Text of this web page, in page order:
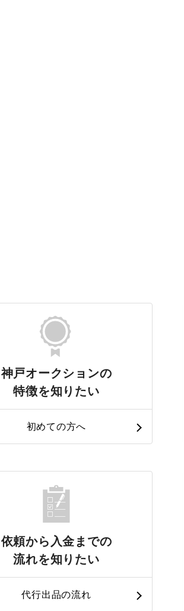
神戸オークションの
特徴を知りたい
初めての方へ
依頼から入金までの
流れを知りたい
代行出品の流れ